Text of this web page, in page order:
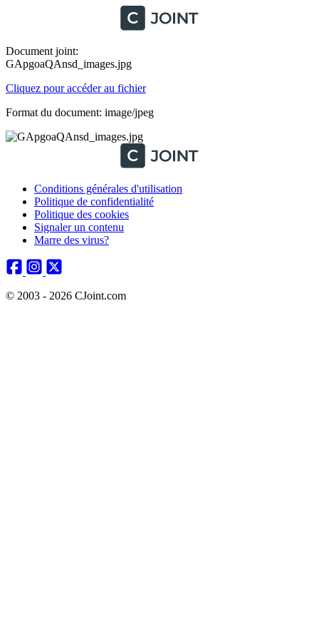
Document joint:
GApgoaQAnsd_images.jpg
Cliquez pour accéder au fichier
Format du document: image/jpeg
Conditions générales d'utilisation
Politique de confidentialité
Politique des cookies
Signaler un contenu
Marre des virus?
© 2003 - 2026 CJoint.com